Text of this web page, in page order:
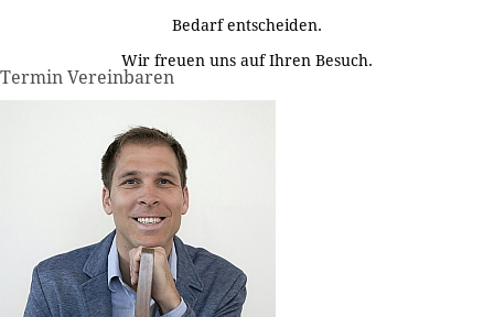
Bedarf entscheiden.
Wir freuen uns auf Ihren Besuch.
Termin Vereinbaren